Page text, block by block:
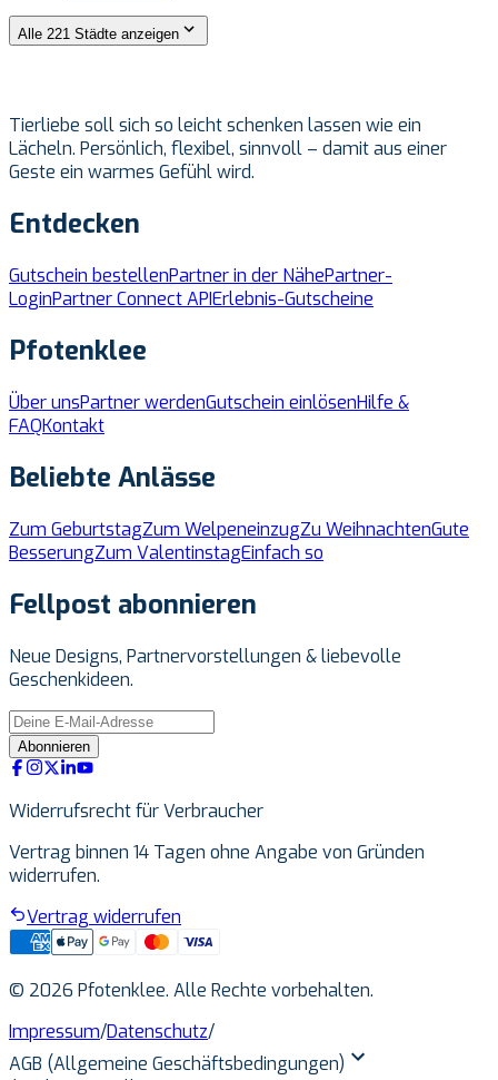
Alle 221 Städte anzeigen
Tierliebe soll sich so leicht schenken lassen wie ein
Lächeln. Persönlich, flexibel, sinnvoll – damit aus einer
Geste ein warmes Gefühl wird.
Entdecken
Gutschein bestellenPartner in der NähePartner-
LoginPartner Connect APIErlebnis-Gutscheine
Pfotenklee
Über unsPartner werdenGutschein einlösenHilfe &
FAQKontakt
Beliebte Anlässe
Zum GeburtstagZum WelpeneinzugZu WeihnachtenGute
BesserungZum ValentinstagEinfach so
Fellpost abonnieren
Neue Designs, Partnervorstellungen & liebevolle
Geschenkideen.
Abonnieren
Widerrufsrecht für Verbraucher
Vertrag binnen 14 Tagen ohne Angabe von Gründen
widerrufen.
Vertrag widerrufen
© 2026 Pfotenklee. Alle Rechte vorbehalten.
Impressum/Datenschutz/
AGB (Allgemeine Geschäftsbedingungen)